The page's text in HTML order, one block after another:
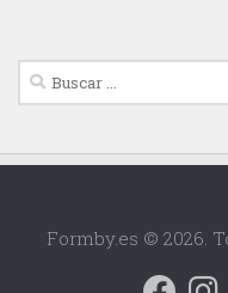
Buscar:
Formby.es © 2026.